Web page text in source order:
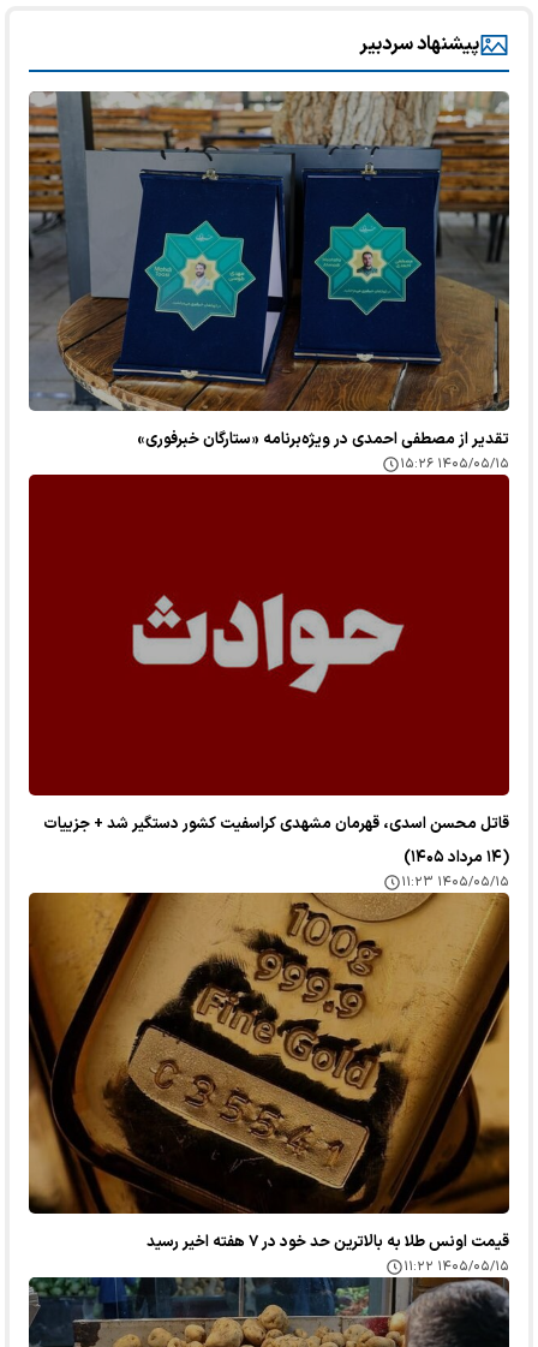
پیشنهاد سردبیر
تقدیر از مصطفی احمدی در ویژه‌برنامه «ستارگان خبرفوری»
۱۴۰۵/۰۵/۱۵ ۱۵:۲۶
قاتل محسن اسدی، قهرمان مشهدی کراسفیت کشور دستگیر شد + جزییات
(۱۴ مرداد ۱۴۰۵)
۱۴۰۵/۰۵/۱۵ ۱۱:۲۳
قیمت اونس طلا به بالاترین حد خود در ۷ هفته اخیر رسید
۱۴۰۵/۰۵/۱۵ ۱۱:۲۲